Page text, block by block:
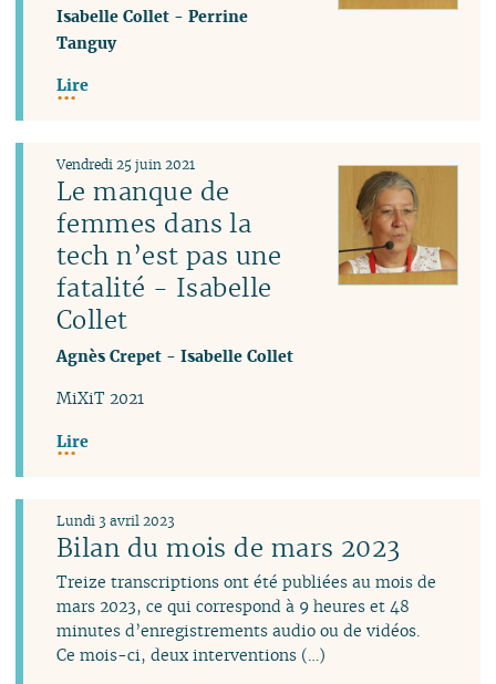
Isabelle Collet -Perrine
Tanguy
Lire
Le manque de
femmes dans la
tech n’est pas une
fatalité - Isabelle
Collet
Vendredi 25 juin 2021
Agnès Crepet -Isabelle Collet
MiXiT 2021
Lire
Bilan du mois de mars 2023
Lundi 3 avril 2023
Treize transcriptions ont été publiées au mois de
mars 2023, ce qui correspond à 9 heures et 48
minutes d’enregistrements audio ou de vidéos.
Ce mois-ci, deux interventions (…)